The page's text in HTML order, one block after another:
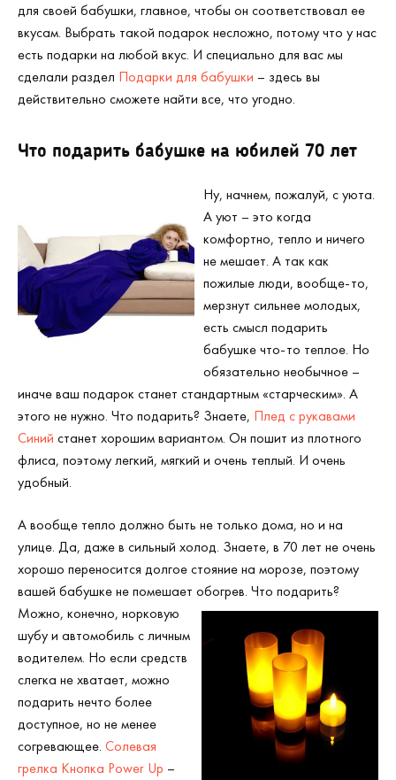
для своей бабушки, главное, чтобы он соответствовал ее
вкусам. Выбрать такой подарок несложно, потому что у нас
есть подарки на любой вкус. И специально для вас мы
сделали раздел Подарки для бабушки – здесь вы
действительно сможете найти все, что угодно.
Что подарить бабушке на юбилей 70 лет
Ну, начнем, пожалуй, с уюта.
А уют – это когда
комфортно, тепло и ничего
не мешает. А так как
пожилые люди, вообще-то,
мерзнут сильнее молодых,
есть смысл подарить
бабушке что-то теплое. Но
обязательно необычное –
иначе ваш подарок станет стандартным «старческим». А
этого не нужно. Что подарить? Знаете, Плед с рукавами
Синий станет хорошим вариантом. Он пошит из плотного
флиса, поэтому легкий, мягкий и очень теплый. И очень
удобный.
А вообще тепло должно быть не только дома, но и на
улице. Да, даже в сильный холод. Знаете, в 70 лет не очень
хорошо переносится долгое стояние на морозе, поэтому
вашей бабушке не помешает обогрев. Что подарить?
Можно, конечно, норковую
шубу и автомобиль с личным
водителем. Но если средств
слегка не хватает, можно
подарить нечто более
доступное, но не менее
согревающее. Солевая
грелка Кнопка Power Up –